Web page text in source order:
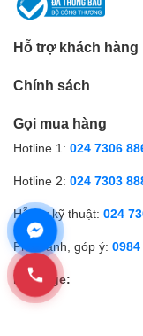
Hỗ trợ khách hàng
Chính sách
Gọi mua hàng
Hotline 1: 024 7306
Hotline 2: 024 7303
Hỗ trợ kỹ thuật: 024
Phản ánh, góp ý:
Fanpage: